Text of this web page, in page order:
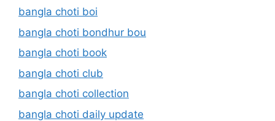
bangla choti boi
bangla choti bondhur bou
bangla choti book
bangla choti club
bangla choti collection
bangla choti daily update